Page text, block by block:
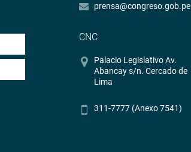
prensa@congreso.gob.pe
CNC
Palacio Legislativo Av.
Abancay s/n. Cercado de
Lima
311-7777 (Anexo 7541)